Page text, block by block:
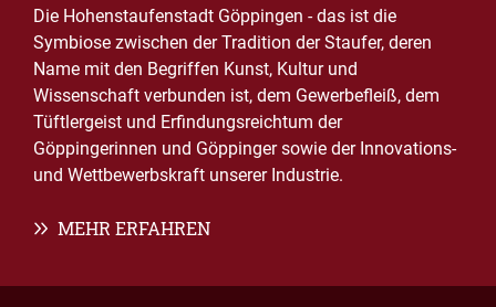
Die Hohenstaufenstadt Göppingen - das ist die
Symbiose zwischen der Tradition der Staufer, deren
Name mit den Begriffen Kunst, Kultur und
Wissenschaft verbunden ist, dem Gewerbefleiß, dem
Tüftlergeist und Erfindungsreichtum der
Göppingerinnen und Göppinger sowie der Innovations-
und Wettbewerbskraft unserer Industrie.
MEHR ERFAHREN